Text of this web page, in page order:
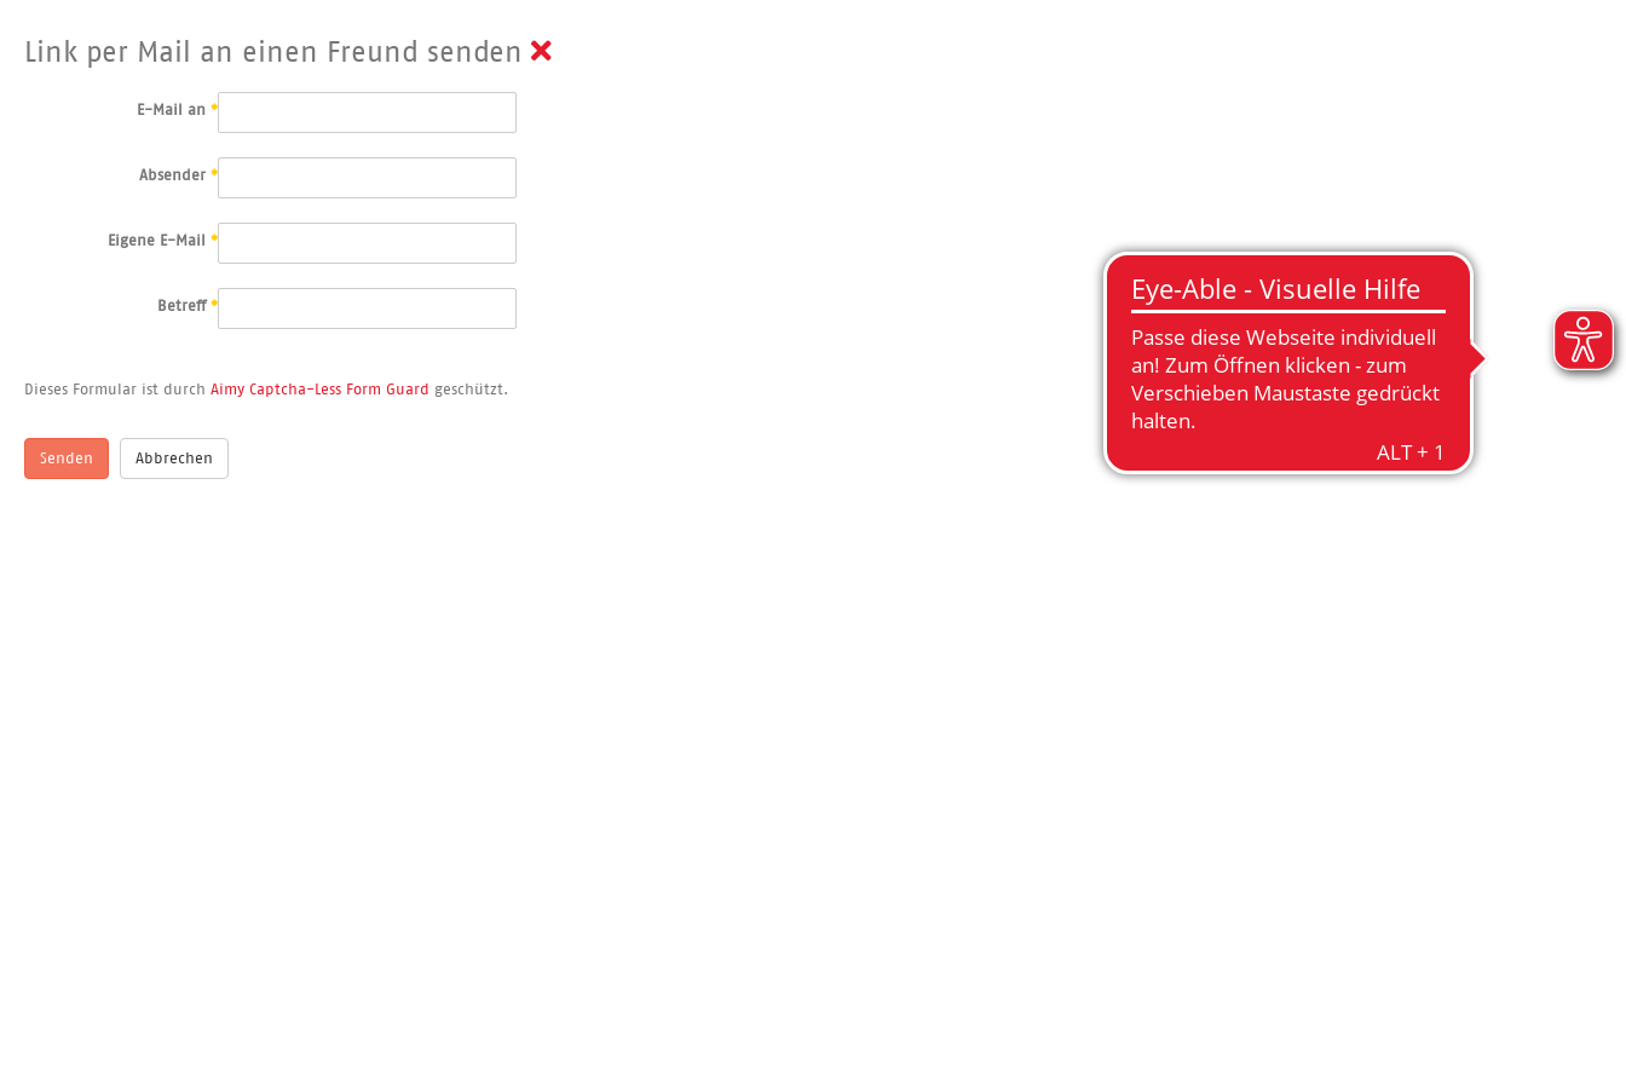
Link per Mail an einen Freund senden
E-Mail an *
Absender *
Eigene E-Mail *
Betreff*
Dieses Formular ist durch Aimy Captcha-Less Form Guard geschützt.
Senden Abbrechen